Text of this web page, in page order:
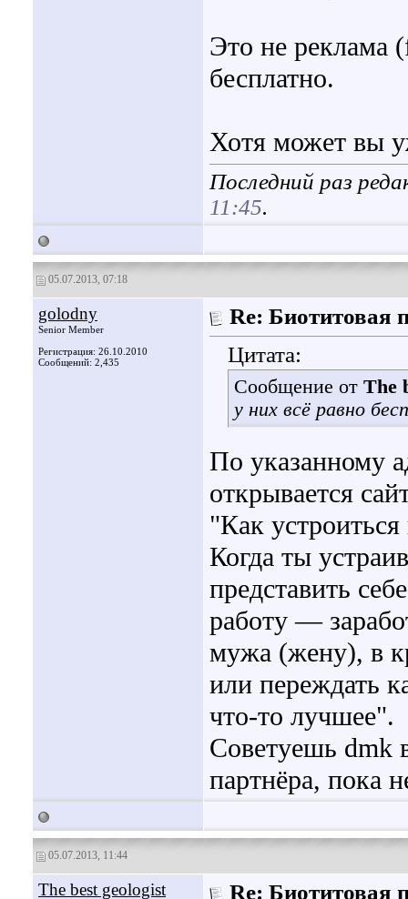
Это не реклама
бесплатно.
Хотя может вы
Последний раз
11:45.
05.07.2013, 07:18
golodny
Senior Member
Регистрация: 26.10.2010
Сообщений: 2,435
Re: Биотитовая
Цитата:
Сообщение от The
у них всё равно
По указанному
открывается
"Как устроиться
Когда ты
представить
работу —
мужа (жену), в
или переждать
что-то лучшее".
Советуешь dmk
партнёра, пока
05.07.2013, 11:44
The best geologist Re: Биотитовая